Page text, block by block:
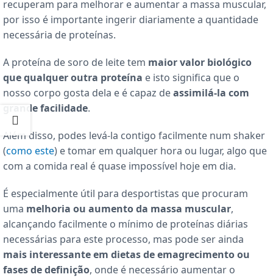
recuperam para melhorar e aumentar a massa muscular,
por isso é importante ingerir diariamente a quantidade
necessária de proteínas.
A proteína de soro de leite tem maior valor biológico
que qualquer outra proteína e isto significa que o
nosso corpo gosta dela e é capaz deassimilá-la com
grande facilidade.
Além disso, podes levá-la contigo facilmente num shaker
(como este) e tomar em qualquer hora ou lugar, algo que
com a comida real é quase impossível hoje em dia.
É especialmente útil para desportistas que procuram
uma melhoria ou aumento da massa muscular,
alcançando facilmente o mínimo de proteínas diárias
necessárias para este processo, mas pode ser ainda
mais interessante em dietas de emagrecimento ou
fases de definição, onde é necessário aumentar o